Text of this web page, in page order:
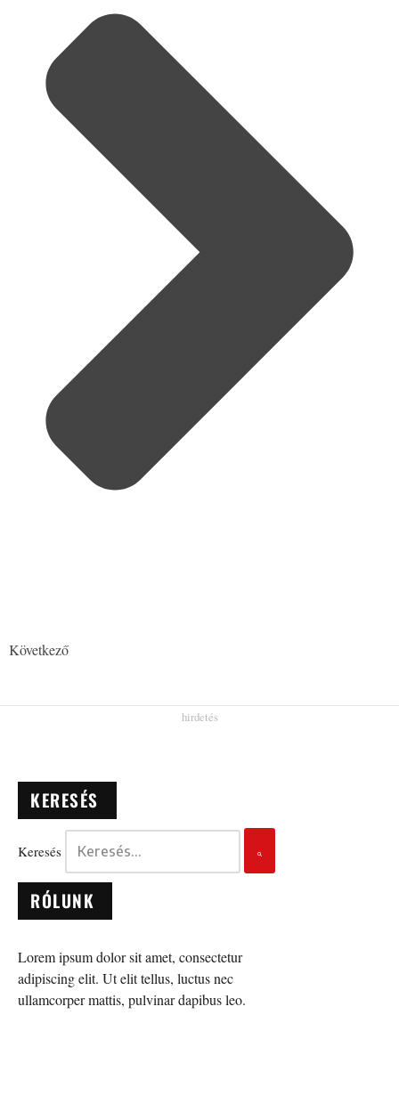
Következő
KERESÉS
Keresés
RÓLUNK
Lorem ipsum dolor sit amet, consectetur
adipiscing elit. Ut elit tellus, luctus nec
ullamcorper mattis, pulvinar dapibus leo.